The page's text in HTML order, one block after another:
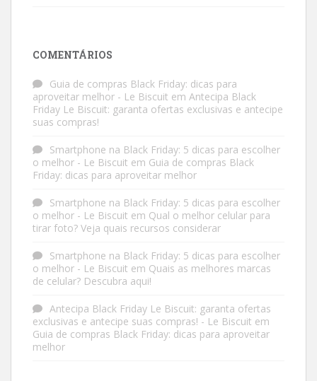
COMENTÁRIOS
Guia de compras Black Friday: dicas para
aproveitar melhor - Le Biscuit em Antecipa Black
Friday Le Biscuit: garanta ofertas exclusivas e antecipe
suas compras!
Smartphone na Black Friday: 5 dicas para escolher
o melhor - Le Biscuit em Guia de compras Black
Friday: dicas para aproveitar melhor
Smartphone na Black Friday: 5 dicas para escolher
o melhor - Le Biscuit em Qual o melhor celular para
tirar foto? Veja quais recursos considerar
Smartphone na Black Friday: 5 dicas para escolher
o melhor - Le Biscuit em Quais as melhores marcas
de celular? Descubra aqui!
Antecipa Black Friday Le Biscuit: garanta ofertas
exclusivas e antecipe suas compras! - Le Biscuit em
Guia de compras Black Friday: dicas para aproveitar
melhor